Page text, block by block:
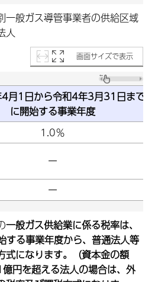
一般ガス導管事業者の供給区域
人
画面サイズで表示
月1日から令和4年3月31日まで
に開始する事業年度
1.0％
ー
ー
一般ガス供給業に係る税率は、
る事業年度から、普通法人等
式になります。（資本金の額
億円を超える法人の場合は、外